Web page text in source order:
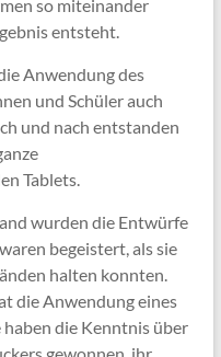
so miteinander
entsteht.
Anwendung des
und Schüler auch
und nach entstanden
Tablets.
wurden die Entwürfe
begeistert, als sie
halten konnten.
die Anwendung eines
haben die Kenntnis über